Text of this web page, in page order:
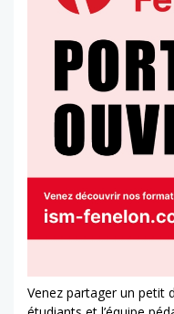
Venez partager un petit